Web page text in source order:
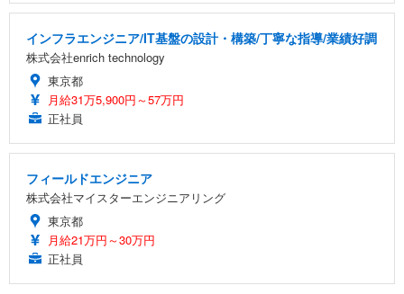
インフラエンジニア/IT基盤の設計・構築/丁寧な指導/業績好調
株式会社enrich technology
東京都
月給31万5,900円～57万円
正社員
フィールドエンジニア
株式会社マイスターエンジニアリング
東京都
月給21万円～30万円
正社員